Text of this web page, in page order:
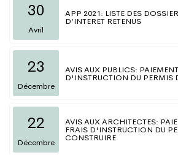
30
Avril
APP 2021: LISTE DES
D’INTERET RETENUS
23
Décembre
AVIS AUX PUBLICS:
D'INSTRUCTION DU PERMIS
22
Décembre
AVIS AUX ARCHITECTES:
FRAIS D'INSTRUCTION DU
CONSTRUIRE